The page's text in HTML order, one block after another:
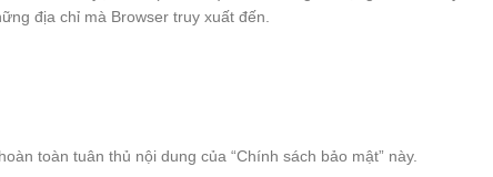
địa chỉ mà Browser truy xuất đến.
toàn tuân thủ nội dung của “Chính sách bảo mật” này.